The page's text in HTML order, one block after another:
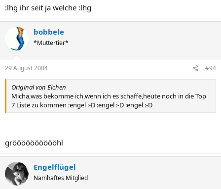
:lhg ihr seit ja welche :lhg
bobbele
*Muttertier*
29 August 2004 #94
Original von Elchen
Micha,was bekomme ich,wenn ich es schaffe,heute noch in die Top
7 Liste zu kommen :engel :-D :engel :-D :engel :-D
grööööööööööhl
Engelflügel
Namhaftes Mitglied